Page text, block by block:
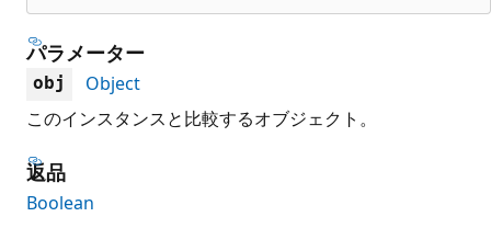
パラメーター
obj
Object
このインスタンスと比較するオブジェクト。
返品
Boolean